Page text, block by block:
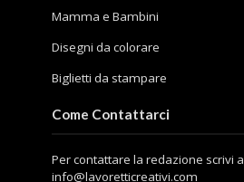
Mamma e Bambini
Disegni da colorare
Biglietti da stampare
Come Contattarci
Per contattare la redazione scrivi a
info@lavoretticreativi.com